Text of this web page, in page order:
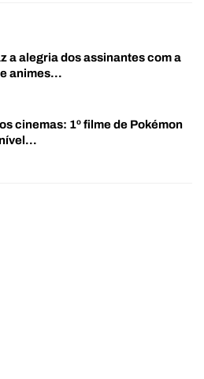
a alegria dos assinantes com a
animes…
cinemas: 1º filme de Pokémon